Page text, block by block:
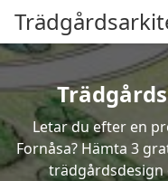
Letar du efter en
Fornåsa? Hämta 3
trädgårdsdesign